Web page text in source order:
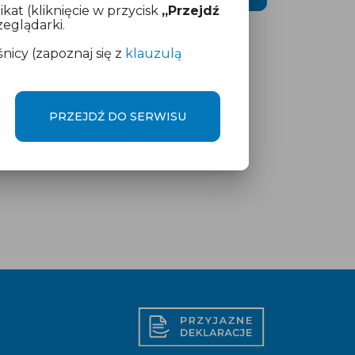
(kliknięcie w przycisk „Przejdź
(zapoznaj się z klauzulą
PRZEJDŹ DO SERWISU